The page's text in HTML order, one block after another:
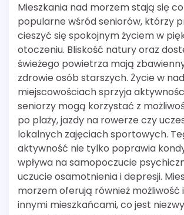
Mieszkania nad morzem stają się
popularne wśród seniorów, którzy
cieszyć się spokojnym życiem w
otoczeniu. Bliskość natury oraz
świeżego powietrza mają
zdrowie osób starszych. Życie w
miejscowościach sprzyja
seniorzy mogą korzystać z
po plaży, jazdy na rowerze czy
lokalnych zajęciach sportowych.
aktywność nie tylko poprawia
wpływa na samopoczucie
uczucie osamotnienia i depresji.
morzem oferują również możliwość
innymi mieszkańcami, co jest